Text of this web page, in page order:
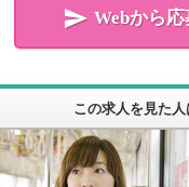
 Webから応
この求人を見た